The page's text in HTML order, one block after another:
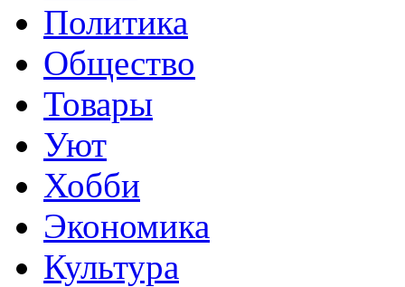
Политика
Общество
Товары
Уют
Хобби
Экономика
Культура